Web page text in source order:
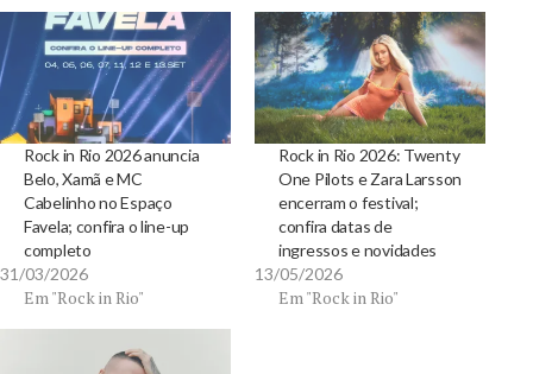
Rock in Rio 2026 anuncia
Belo, Xamã e MC
Cabelinho no Espaço
Favela; confira o line-up
completo
31/03/2026
Em "Rock in Rio"
Rock in Rio 2026: Twenty
One Pilots e Zara Larsson
encerram o festival;
confira datas de
ingressos e novidades
13/05/2026
Em "Rock in Rio"